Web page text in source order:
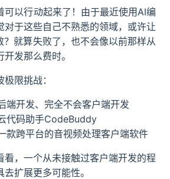
可以行动起来了！由于最近使用AI编
对于这些自己不熟悉的领域，或许让
？就算失败了，也不会像以前那样从
发那么费时。
限挑战：
端开发、完全不会客户端开发
代码助手CodeBuddy
款跨平台的音视频处理客户端软件
看，一个从未接触过客户端开发的程
扩展更多可能性。